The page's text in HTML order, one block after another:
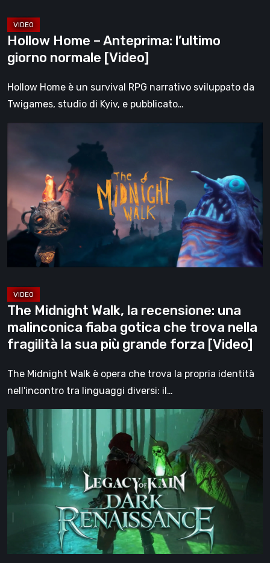
Hollow Home – Anteprima: l’ultimo
giorno normale [Video]
Hollow Home è un survival RPG narrativo sviluppato da
Twigames, studio di Kyiv, e pubblicato…
la
recensione:
una
malinconica
gotica
trova
nella
fragilità
la
forza
[Video]
The Midnight Walk, la recensione: una
malinconica fiaba gotica che trova nella
fragilità la sua più grande forza [Video]
The Midnight Walk è opera che trova la propria identità
nell'incontro tra linguaggi diversi: il…
Legacy
of
Dark
Renaissance,
ufficiale